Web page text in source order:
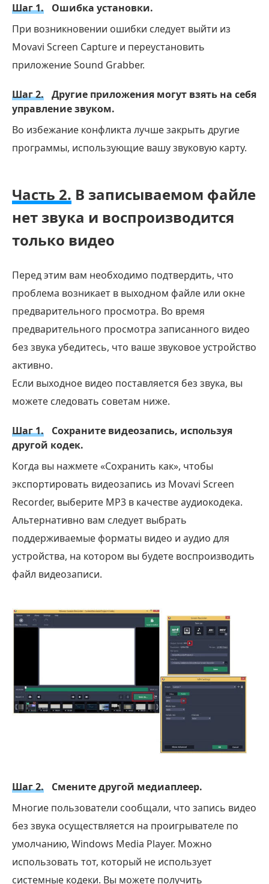
Шаг 1.
Ошибка установки.
При возникновении ошибки следует выйти из
Movavi Screen Capture и переустановить
приложение Sound Grabber.
Шаг 2. Другие приложения могут взять на себя
управление звуком.
Во избежание конфликта лучше закрыть другие
программы, использующие вашу звуковую карту.
Часть 2. В записываемом файле
нет звука и воспроизводится
только видео
Перед этим вам необходимо подтвердить, что
проблема возникает в выходном файле или окне
предварительного просмотра. Во время
предварительного просмотра записанного видео
без звука убедитесь, что ваше звуковое устройство
активно.
Если выходное видео поставляется без звука, вы
можете следовать советам ниже.
Шаг 1.
Сохраните видеозапись, используя
другой кодек.
Когда вы нажмете «Сохранить как», чтобы
экспортировать видеозапись из Movavi Screen
Recorder, выберите MP3 в качестве аудиокодека.
Альтернативно вам следует выбрать
поддерживаемые форматы видео и аудио для
устройства, на котором вы будете воспроизводить
файл видеозаписи.
Шаг 2.
Смените другой медиаплеер.
Многие пользователи сообщали, что запись видео
без звука осуществляется на проигрывателе по
умолчанию, Windows Media Player. Можно
использовать тот, который не использует
системные кодеки. Вы можете получить